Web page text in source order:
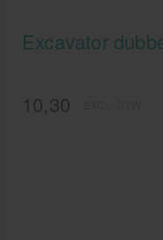
Excavator
10,30